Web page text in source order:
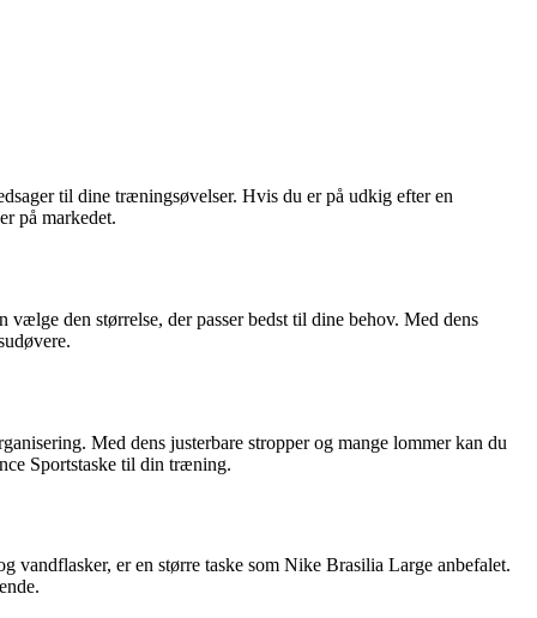
til dine træningsøvelser. Hvis du er på udkig efter en
på markedet.
den størrelse, der passer bedst til dine behov. Med dens
Med dens justerbare stropper og mange lommer kan du
Sportstaske til din træning.
er en større taske som Nike Brasilia Large anbefalet.